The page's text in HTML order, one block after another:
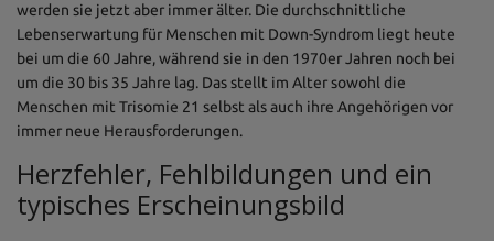
werden sie jetzt aber immer älter. Die durchschnittliche
Lebenserwartung für Menschen mit Down-Syndrom liegt heute
bei um die 60 Jahre, während sie in den 1970er Jahren noch bei
um die 30 bis 35 Jahre lag. Das stellt im Alter sowohl die
Menschen mit Trisomie 21 selbst als auch ihre Angehörigen vor
immer neue Herausforderungen.
Herzfehler, Fehlbildungen und ein
typisches Erscheinungsbild